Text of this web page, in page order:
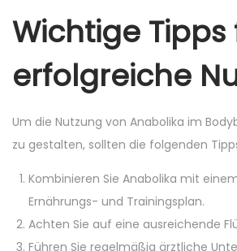
Wichtige
erfolgreiche
Um die Nutzung von Anabolika im
zu gestalten, sollten die folgenden
Kombinieren Sie Anabolika mit
Ernährungs- und Trainingsplan.
Achten Sie auf eine ausreichende
Führen Sie regelmäßig ärztliche